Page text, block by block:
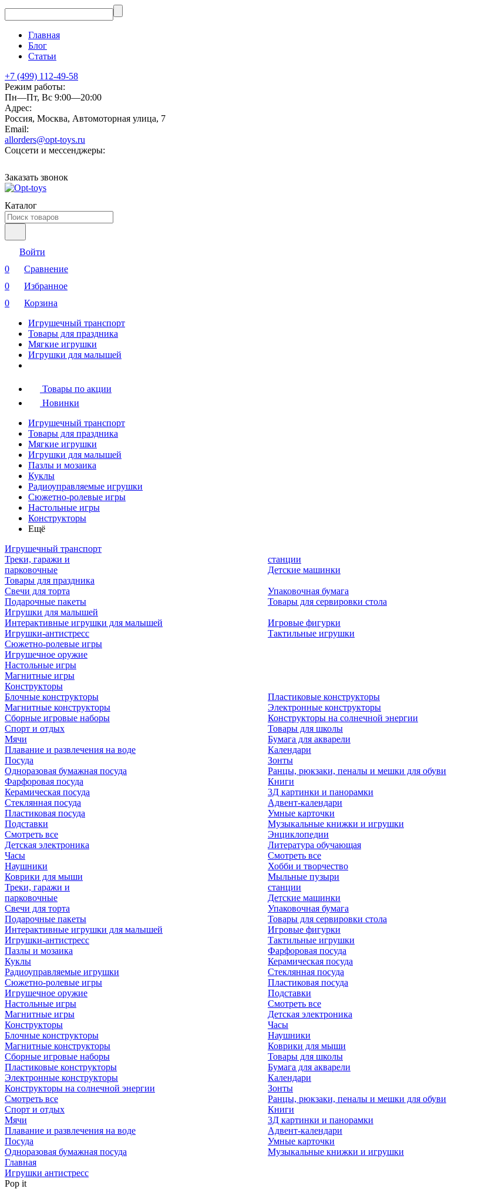
Главная
Блог
Статьи
+7 (499) 112-49-58
Режим работы:
Пн—Пт, Вс 9:00—20:00
Адрес:
Россия, Москва, Автомоторная улица, 7
Email:
allorders@opt-toys.ru
Соцсети и мессенджеры:
Заказать звонок
Каталог
Войти
0
Сравнение
0
Избранное
0
Корзина
Игрушечный транспорт
Товары для праздника
Мягкие игрушки
Игрушки для малышей
Товары по акции
Новинки
Игрушечный транспорт
Товары для праздника
Мягкие игрушки
Игрушки для малышей
Пазлы и мозаика
Куклы
Радиоуправляемые игрушки
Сюжетно-ролевые игры
Настольные игры
Конструкторы
Ещё
Игрушечный транспорт
Треки, гаражи и
парковочные
станции
Детские машинки
Товары для праздника
Свечи для торта
Подарочные пакеты
Упаковочная бумага
Товары для сервировки стола
Игрушки для малышей
Интерактивные игрушки для малышей
Игрушки-антистресс
Игровые фигурки
Тактильные игрушки
Сюжетно-ролевые игры
Игрушечное оружие
Настольные игры
Магнитные игры
Конструкторы
Блочные конструкторы
Магнитные конструкторы
Сборные игровые наборы
Пластиковые конструкторы
Электронные конструкторы
Конструкторы на солнечной энергии
Спорт и отдых
Мячи
Плавание и развлечения на воде
Посуда
Одноразовая бумажная посуда
Фарфоровая посуда
Керамическая посуда
Стеклянная посуда
Пластиковая посуда
Подставки
Смотреть все
Детская электроника
Часы
Наушники
Коврики для мыши
Товары для школы
Бумага для акварели
Календари
Зонты
Ранцы, рюкзаки, пеналы и мешки для обуви
Книги
3Д картинки и панорамки
Адвент-календари
Умные карточки
Музыкальные книжки и игрушки
Энциклопедии
Литература обучающая
Смотреть все
Хобби и творчество
Мыльные пузыри
Треки, гаражи и
парковочные
станции
Детские машинки
Свечи для торта
Подарочные пакеты
Упаковочная бумага
Товары для сервировки стола
Интерактивные игрушки для малышей
Игрушки-антистресс
Игровые фигурки
Тактильные игрушки
Пазлы и мозаика
Куклы
Радиоуправляемые игрушки
Сюжетно-ролевые игры
Игрушечное оружие
Настольные игры
Магнитные игры
Конструкторы
Блочные конструкторы
Магнитные конструкторы
Сборные игровые наборы
Пластиковые конструкторы
Электронные конструкторы
Конструкторы на солнечной энергии
Смотреть все
Спорт и отдых
Мячи
Плавание и развлечения на воде
Посуда
Одноразовая бумажная посуда
Фарфоровая посуда
Керамическая посуда
Стеклянная посуда
Пластиковая посуда
Подставки
Смотреть все
Детская электроника
Часы
Наушники
Коврики для мыши
Товары для школы
Бумага для акварели
Календари
Зонты
Ранцы, рюкзаки, пеналы и мешки для обуви
Книги
3Д картинки и панорамки
Адвент-календари
Умные карточки
Музыкальные книжки и игрушки
Главная
Игрушки антистресс
Рор it